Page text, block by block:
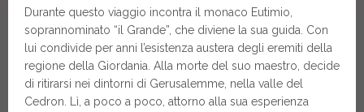
Durante questo viaggio incontra il monaco Eutimio,
soprannominato “il Grande”, che diviene la sua guida. Con
lui condivide per anni l’esistenza austera degli eremiti della
regione della Giordania. Alla morte del suo maestro, decide
di ritirarsi nei dintorni di Gerusalemme, nella valle del
Cedron. Lì, a poco a poco, attorno alla sua esperienza